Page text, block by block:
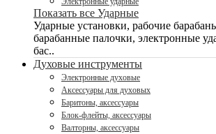
Показать все Ударные
Ударные установки, рабочие
барабанные палочки, электронные
бас..
Духовые инструменты
Электронные духовые
Аксессуары для духовых
Баритоны, аксессуары
Блок-флейты, аксессуары
Валторны, аксессуары